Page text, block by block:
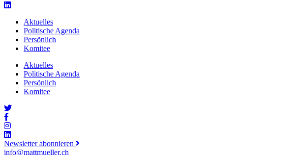
Aktuelles
Politische Agenda
Persönlich
Komitee
Aktuelles
Politische Agenda
Persönlich
Komitee
Newsletter abonnieren
info@mattmueller.ch